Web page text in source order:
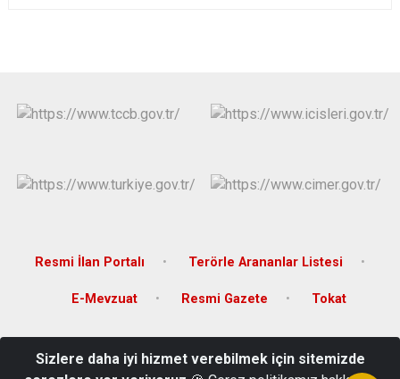
Resmi İlan Portalı Terörle Arananlar Listesi
E-Mevzuat Resmi Gazete Tokat
Sarayı, Tokat
Sizlere daha iyi hizmet verebilmek için sitemizde